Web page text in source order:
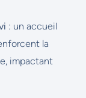
: un accueil
la
impactant